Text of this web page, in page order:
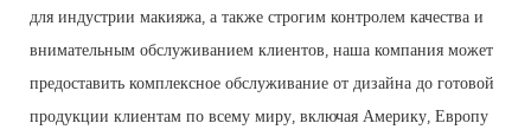
для индустрии макияжа, а также строгим контролем качества и
внимательным обслуживанием клиентов, наша компания может
предоставить комплексное обслуживание от дизайна до готовой
продукции клиентам по всему миру, включая Америку, Европу